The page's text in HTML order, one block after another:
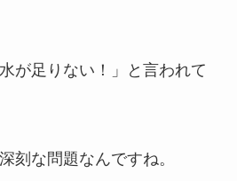
が足りない！」と言われて
刻な問題なんですね。